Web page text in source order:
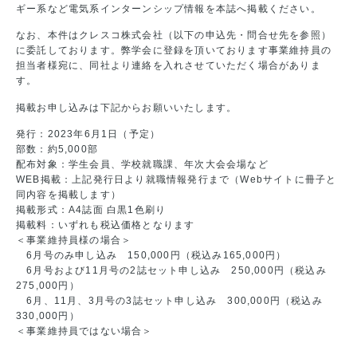
ギー系など電気系インターンシップ情報を本誌へ掲載ください。
なお、本件はクレスコ株式会社（以下の申込先・問合せ先を参照）
に委託しております。弊学会に登録を頂いております事業維持員の
担当者様宛に、同社より連絡を入れさせていただく場合がありま
す。
掲載お申し込みは下記からお願いいたします。
発行：2023年6月1日（予定）
部数：約5,000部
配布対象：学生会員、学校就職課、年次大会会場など
WEB掲載：上記発行日より就職情報発行まで（Webサイトに冊子と
同内容を掲載します）
掲載形式：A4誌面 白黒1色刷り
掲載料：いずれも税込価格となります
＜事業維持員様の場合＞
6月号のみ申し込み 150,000円（税込み165,000円）
6月号および11月号の2誌セット申し込み 250,000円（税込み
275,000円）
6月、11月、3月号の3誌セット申し込み 300,000円（税込み
330,000円）
＜事業維持員ではない場合＞